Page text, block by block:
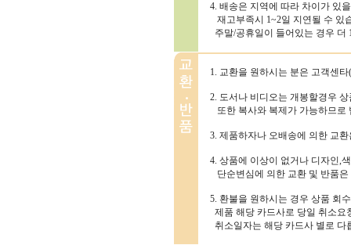
4. 배송은 지역에 따라 차이가 있
재고부족시 1~2일 지연될 수 있
주말/공휴일이 들어있는 경우 더
1. 교환을 원하시는 분은 고객센
2. 도서나 비디오는 개봉할경우
또한 복사와 복제가 가능하므로
3. 제품하자나 오배송에 의한 교
4. 상품에 이상이 없거나 디자인,
단순변심에 의한 교환 및 반품
5. 환불을 원하시는 경우 상품 회
제품 해당 카드사로 당일 취소요
취소일자는 해당 카드사 별로 다